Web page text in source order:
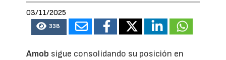
03/11/2025
338
Amob sigue consolidando su posición en